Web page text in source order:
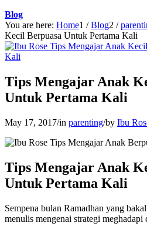
Blog
You are here: Home1 / Blog2 /
Kecil Berpuasa Untuk Pertama Kali
Tips Mengajar Anak
Untuk Pertama Kali
May 17, 2017/in parenting/by Ibu
Tips Mengajar Anak
Untuk Pertama Kali
Sempena bulan Ramadhan yang
menulis mengenai strategi